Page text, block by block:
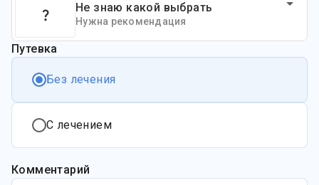
Не знаю какой выбрать
Нужна рекомендация
Путевка
Без лечения
С лечением
Комментарий